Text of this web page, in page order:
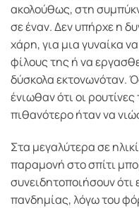
ακολούθως, στη
σε έναν. Δεν υπήρχε η
χάρη, για μια γυναίκα
φίλους της ή να
δύσκολα εκτονωνόταν.
ένιωθαν ότι οι
πιθανότερο ήταν να
Στα μεγαλύτερα σε
παραμονή στο σπίτι
συνειδητοποιήσουν ότι
πανδημίας, λόγω του